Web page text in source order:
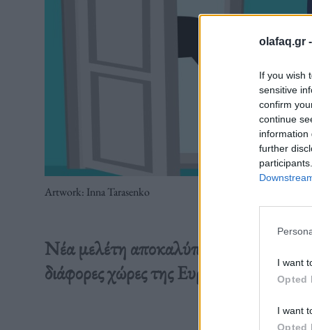
olafaq.gr -
If you wish
sensitive
confirm
continue
information
further
I want
Opted
I want
Opted
Artwork: Inna Tarasenko
Νέα μελέτη αποκαλύπτει μια μεγάλη
διάφορες χώρες της Ευρώπης.
Διαβάστε